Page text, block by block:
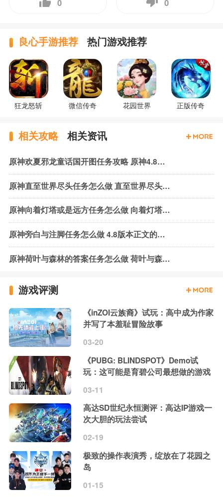
0 0
良心手游推荐 热门游戏推荐
狂龙怒斩 微信传奇 花园世界 正版传奇
相关攻略 相关资讯
原神欢夏邪龙童话国开图任务攻略 原神4.8版本开图任务攻略汇总
原神直至世界尽头任务怎么做 直至世界尽头任务攻略
原神向着灯塔或是远方任务怎么做 向着灯塔或是远方任务攻略
原神旁白与注脚任务怎么做 4.8版本正文的尾声任务攻略
原神荷叶与森林的答案任务怎么做 荷叶与森林的答案任务攻略
游戏评测
《inZOI云族裔》试玩：高中成为作家
并写了本羞耻冒险故事
03-20
《PUBG: BLINDSPOT》Demo试
玩：这可能是育碧公司最想做的游戏
03-11
高达SD世纪永恒测评：高达IP游戏一
次大胆的玩法尝试
02-19
极致的操作表演秀，绽放在了花园之
岛
01-15